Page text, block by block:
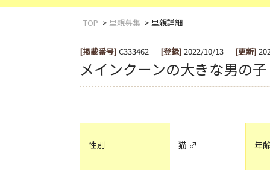
TOP 里親募集 里親詳細
[掲載番号] C333462 [登録] 2022/10/13 [更新]
メインクーンの大きな男の子
性別 猫 ♂ 年